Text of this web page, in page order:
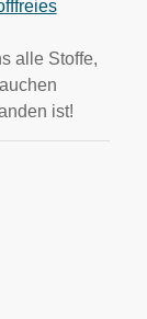
alle Stoffe,
ist!